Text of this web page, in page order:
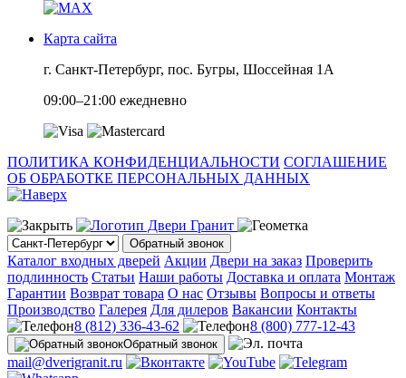
Карта сайта
г. Санкт-Петербург, пос. Бугры, Шоссейная 1А
09:00–21:00 ежедневно
ПОЛИТИКА КОНФИДЕНЦИАЛЬНОСТИ СОГЛАШЕНИЕ
ОБ ОБРАБОТКЕ ПЕРСОНАЛЬНЫХ ДАННЫХ
Обратный звонок
Каталог входных дверей Акции Двери на заказ Проверить
подлинность Статьи Наши работы Доставка и оплата Монтаж
Гарантии Возврат товара О нас Отзывы Вопросы и ответы
Производство Галерея Для дилеров Вакансии Контакты
8 (812) 336-43-62
8 (800) 777-12-43
Обратный звонок
mail@dverigranit.ru